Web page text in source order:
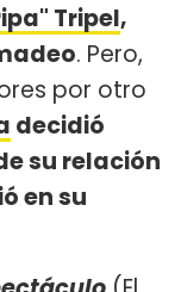
Tripel,
. Pero,
por otro
decidió
su relación
en su